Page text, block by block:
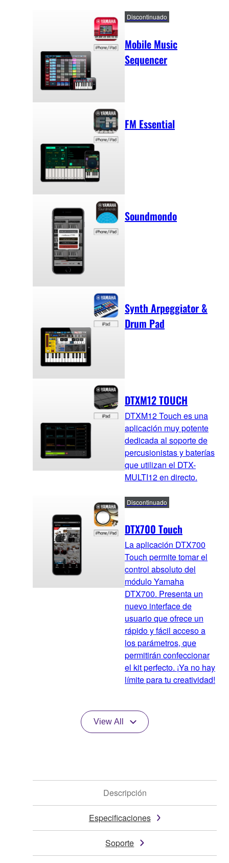
Mobile Music
Sequencer
Discontinuado
FM Essential
Soundmondo
Synth Arpeggiator &
Drum Pad
DTXM12 TOUCH
DTXM12 Touch es una
aplicación muy potente
dedicada al soporte de
percusionistas y baterías
que utilizan el DTX-
MULTI12 en directo.
DTX700 Touch
Discontinuado
La aplicación DTX700
Touch permite tomar el
control absoluto del
módulo Yamaha
DTX700. Presenta un
nuevo interface de
usuario que ofrece un
rápido y fácil acceso a
los parámetros, que
permitirán confeccionar
el kit perfecto. ¡Ya no hay
límite para tu creatividad!
View All
Descripción
Especificaciones
Soporte